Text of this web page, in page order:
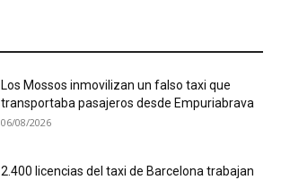
Los Mossos inmovilizan un falso taxi que
transportaba pasajeros desde Empuriabrava
06/08/2026
2.400 licencias del taxi de Barcelona trabajan